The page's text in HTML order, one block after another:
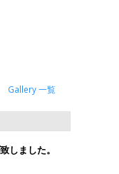
Gallery 一覧
しました。